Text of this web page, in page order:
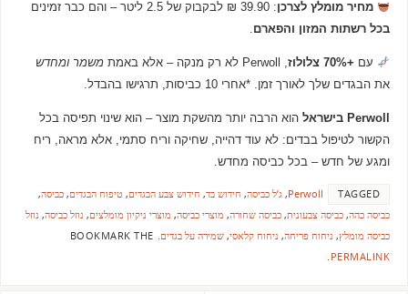
מחיר מומלץ לצרכן: 39.90 ₪ לבקבוק של 2.5 ליטר – והם כבר זמינים
בכל רשתות המזון והפארם.
עם +70% צלולוז , Perwoll לא רק מנקה – אלא באמת
משמר ומחדש
את הבגדים שלך לאורך זמן. *אחרי 10 כביסות, תרגישו בהבדל.
Perwoll בישראל
הוא הרבה יותר מהשקת מוצר – הוא שינוי תפיסה בכל
הקשור לטיפול בבדים: לא עוד דהייה, שחיקה וריח סתמי, אלא מראה, ריח
ומגע של חדש – בכל כביסה מחדש.
TAGGED
Perwoll
, ג’ל כביסה, חידוש בד, חידוש צבע הבגדים, טיפוח הבגדים, כביסה,
כביסה כהה, כביסה צבעונית, כביסה שחורה, מוצרי כביסה, מוצרי ניקיון מומלצים, נוזל כביסה, נוזל
כביסה מומלץ, ניחוח פריחה, ניחוח קלאסי, שמירה על בגדים.
PERMALINK
.